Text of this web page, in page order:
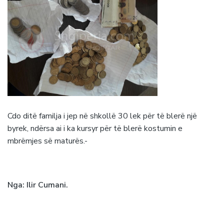
Cdo ditë familja i jep në shkollë 30 lek për të blerë një
byrek, ndërsa ai i ka kursyr për të blerë kostumin e
mbrëmjes së maturës.-
Nga: Ilir Cumani.